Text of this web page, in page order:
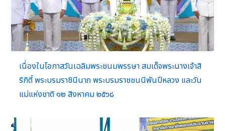
เนื่องในโอกาสวันเฉลิมพระชนมพรรษา สมเด็จพระนางเจ้าสิ
ริกิติ์ พระบรมราชินีนาถ พระบรมราชชนนีพันปีหลวง และวัน
แม่แห่งชาติ ๑๒ สิงหาคม ๒๕๖๘